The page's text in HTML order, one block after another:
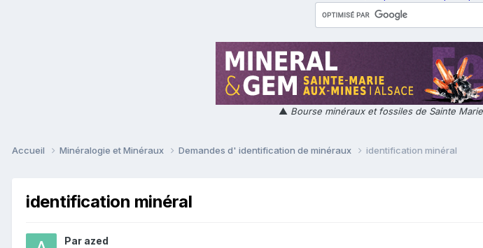
▲ Bourse minéraux et fossiles de Sainte
Accueil Minéralogie et Minéraux Demandes d' identification de minéraux identification minéral
identification minéral
Par azed